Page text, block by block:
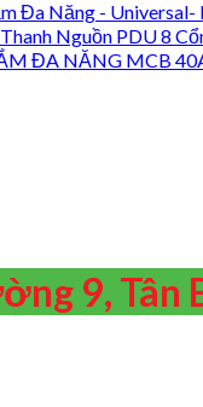
Thanh Nguồn PDU 8
9, Tân